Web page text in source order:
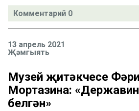
Комментарий 0
13 апрель 2021
Җәмгыять
Музей җитәкчесе
Мортазина:
белгән»